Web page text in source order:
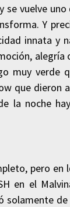
se vuelve
Y
innata y
muy verde
que dieron
la noche
pero en
en el